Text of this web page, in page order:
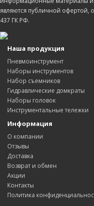
являются публичной офертой,
437 ГК РФ.
Наша продукция
Пневмоинструмент
Наборы инструментов
Набор съемников
Гидравлические домкраты
Наборы головок
Инструментальные тележки
Информация
О компании
Отзывы
Доставка
Возврат и обмен
Акции
Контакты
Политика